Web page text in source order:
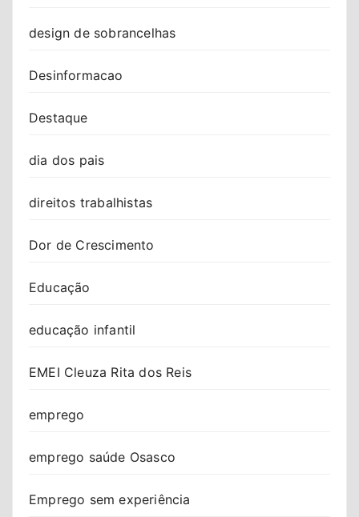
design de sobrancelhas
Desinformacao
Destaque
dia dos pais
direitos trabalhistas
Dor de Crescimento
Educação
educação infantil
EMEI Cleuza Rita dos Reis
emprego
emprego saúde Osasco
Emprego sem experiência